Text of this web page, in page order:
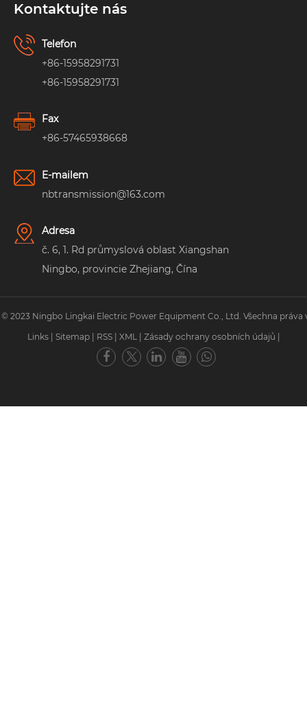
Kontaktujte nás
Telefon
+86-15958291731
+86-15958291731
Fax
+86-57465938668
E-mailem
nbtransmission@163.com
Adresa
č. 6, 1. Rd průmyslová oblast Xiangshan
Ningbo, provincie Zhejiang, Čína
2023 Ningbo Lingkai Electric Power Equipment Co., Ltd. Všechna práva
Links
Sitemap RSS XML Zásady ochrany osobních údajů